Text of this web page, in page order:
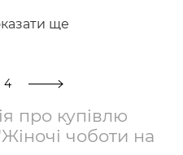
ще
4
про купівлю
чоботи на